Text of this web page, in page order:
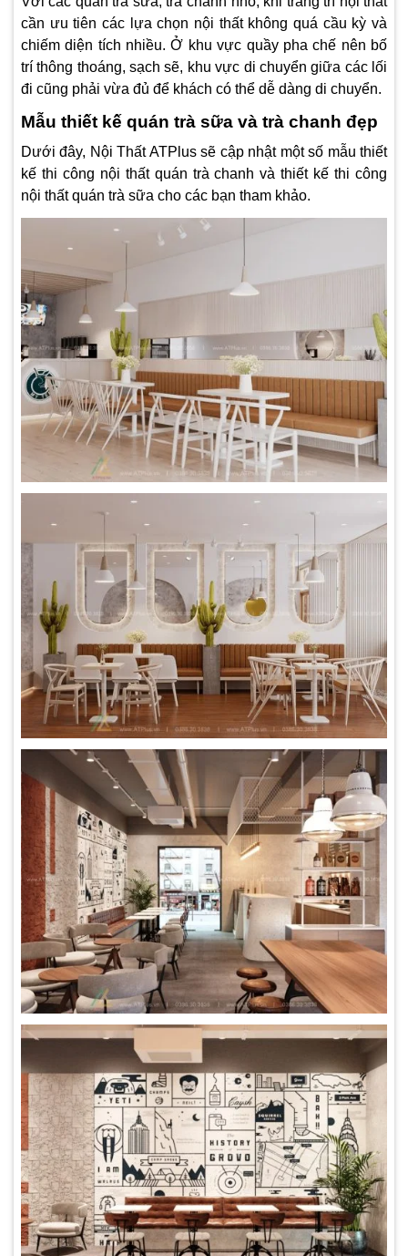
cần ưu tiên các lựa chọn nội thất không quá cầu kỳ và
chiếm diện tích nhiều. Ở khu vực quầy pha chế nên bố
trí thông thoáng, sạch sẽ, khu vực di chuyển giữa các lối
đi cũng phải vừa đủ để khách có thể dễ dàng di chuyển.
Mẫu thiết kế quán trà sữa và trà chanh đẹp
Dưới đây, Nội Thất ATPlus sẽ cập nhật một số mẫuthiết
kếthi công nội thất quán trà chanh và thiết kế thi công
nội thất quán trà sữa cho các bạn tham khảo.